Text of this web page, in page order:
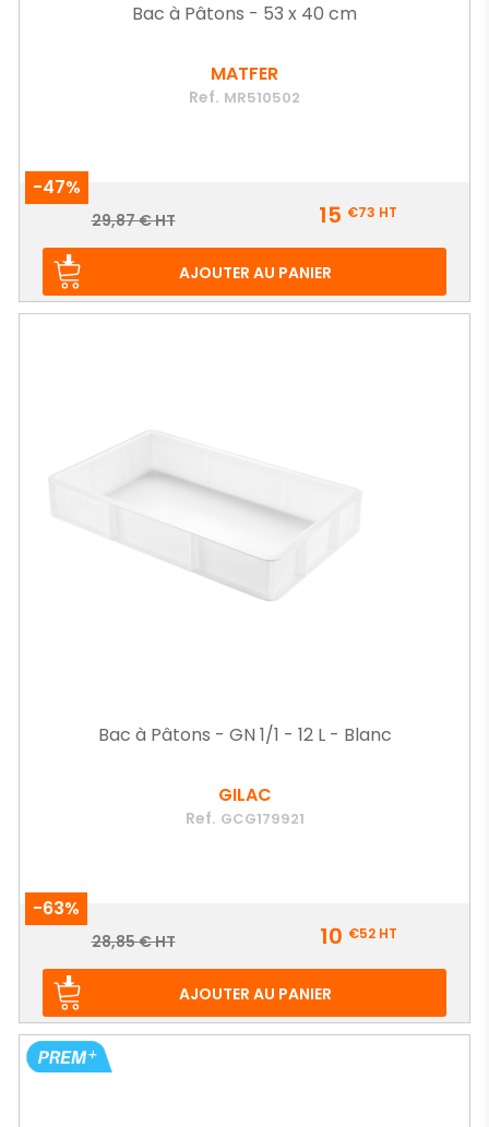
Bac à Pâtons - 53 x 40 cm
MATFER
Ref. MR510502
-47%
Prix
Prix
29,87 € HT 15 €73 HT
AJOUTER AU PANIER
Bac à Pâtons - GN 1/1 - 12 L - Blanc
GILAC
Ref. GCG179921
-63%
Prix
Prix
28,85 € HT 10 €52HT
AJOUTER AU PANIER